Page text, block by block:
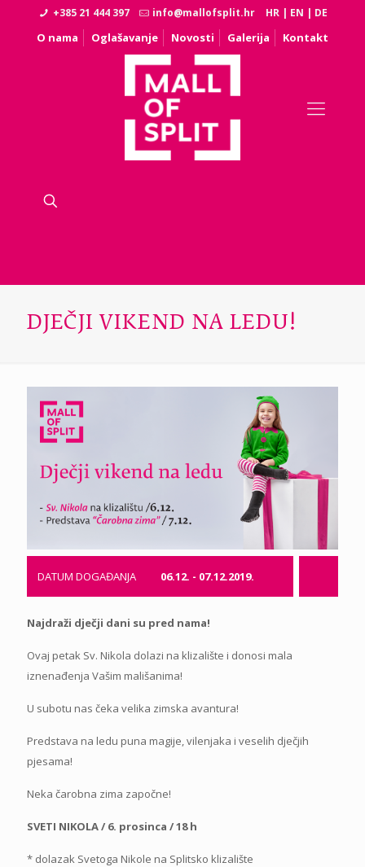
+385 21 444 397 info@mallofsplit.hr HR | EN | DE
O nama Oglašavanje Novosti Galerija Kontakt
DJEČJI VIKEND NA LEDU!
DATUM DOGAĐANJA 06.12. - 07.12.2019.
Najdraži dječji dani su pred nama!
Ovaj petak Sv. Nikola dolazi na klizalište i donosi mala
iznenađenja Vašim mališanima!
U subotu nas čeka velika zimska avantura!
Predstava na ledu puna magije, vilenjaka i veselih dječjih
pjesama!
Neka čarobna zima započne!
SVETI NIKOLA / 6. prosinca / 18 h
* dolazak Svetoga Nikole na Splitsko klizalište